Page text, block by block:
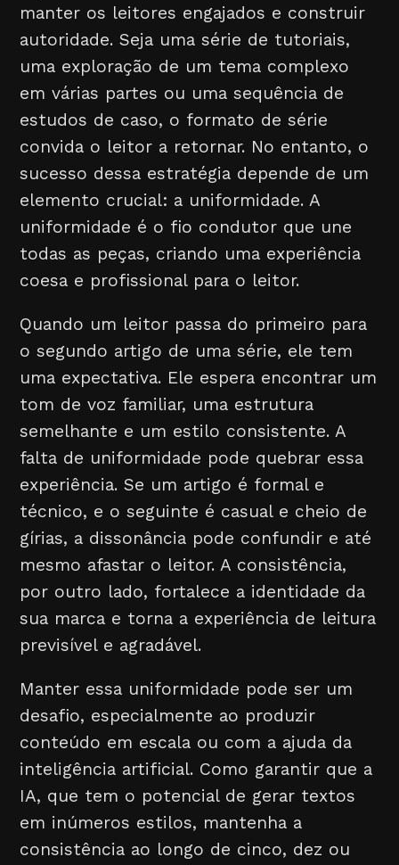
manter os leitores engajados e construir
autoridade. Seja uma série de tutoriais,
uma exploração de um tema complexo
em várias partes ou uma sequência de
estudos de caso, o formato de série
convida o leitor a retornar. No entanto, o
sucesso dessa estratégia depende de um
elemento crucial: a uniformidade. A
uniformidade é o fio condutor que une
todas as peças, criando uma experiência
coesa e profissional para o leitor.
Quando um leitor passa do primeiro para
o segundo artigo de uma série, ele tem
uma expectativa. Ele espera encontrar um
tom de voz familiar, uma estrutura
semelhante e um estilo consistente. A
falta de uniformidade pode quebrar essa
experiência. Se um artigo é formal e
técnico, e o seguinte é casual e cheio de
gírias, a dissonância pode confundir e até
mesmo afastar o leitor. A consistência,
por outro lado, fortalece a identidade da
sua marca e torna a experiência de leitura
previsível e agradável.
Manter essa uniformidade pode ser um
desafio, especialmente ao produzir
conteúdo em escala ou com a ajuda da
inteligência artificial. Como garantir que a
IA, que tem o potencial de gerar textos
em inúmeros estilos, mantenha a
consistência ao longo de cinco, dez ou